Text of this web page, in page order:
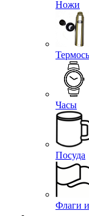
Ножи
Часы
Посуда
Флаги